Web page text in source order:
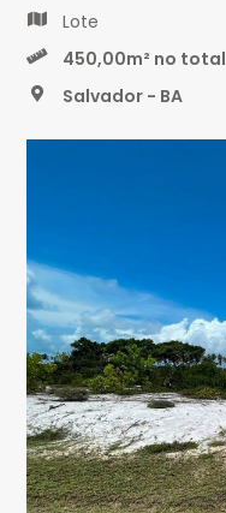
Lote
450,00m² no total
Salvador - BA